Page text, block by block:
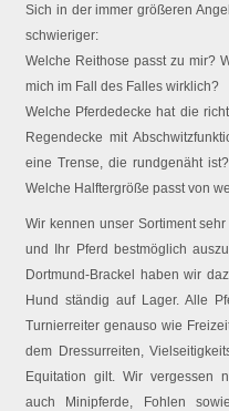
Sich in der immer größeren
schwieriger:
Welche Reithose passt zu mir?
mich im Fall des Falles wirklich?
Welche Pferdedecke hat die
Regendecke mit
eine Trense, die rundgenäht
Welche Halftergröße passt von
Wir kennen unser Sortiment
und Ihr Pferd bestmöglich
Dortmund-Brackel haben wir
Hund ständig auf Lager. Alle
Turnierreiter genauso wie
dem Dressurreiten,
Equitation gilt. Wir vergessen
auch Minipferde, Fohlen